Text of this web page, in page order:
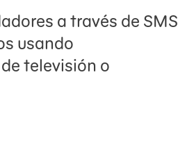
a través de SMS
usando
televisión o